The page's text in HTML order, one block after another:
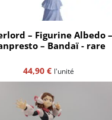
– Figurine Albedo –
– Bandaï - rare
44,90 € l'unité